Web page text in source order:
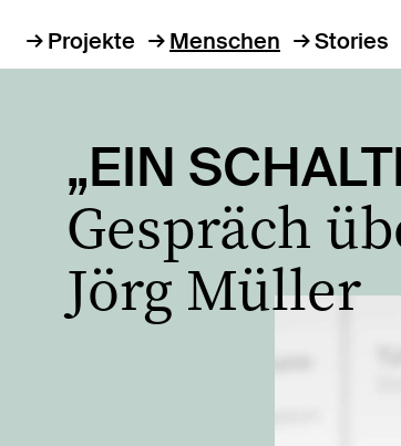
Projekte Menschen Stories
„EIN
Gespräch
Jörg Müller